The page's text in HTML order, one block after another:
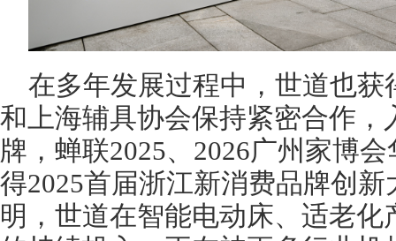
在多年发展过程中，世道也
和上海辅具协会保持紧密合作，
牌，蝉联2025、2026广州家博
得2025首届浙江新消费品牌创
明，世道在智能电动床、适老